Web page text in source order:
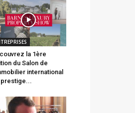
la 1ère
du Salon de
international